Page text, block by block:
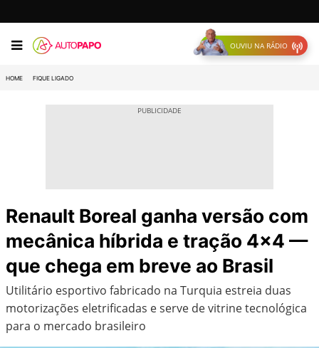
OUVIU NA RÁDIO
HOME FIQUE LIGADO
Renault Boreal ganha versão com
mecânica híbrida e tração 4×4 —
que chega em breve ao Brasil
Utilitário esportivo fabricado na Turquia estreia duas
motorizações eletrificadas e serve de vitrine tecnológica
para o mercado brasileiro